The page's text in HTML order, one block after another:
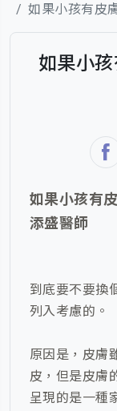
如果小孩有皮
如果小
如果小孩有
添盛醫師
到底要不要換
列入考慮的。
原因是，皮膚
皮，但是皮膚
呈現的是一種